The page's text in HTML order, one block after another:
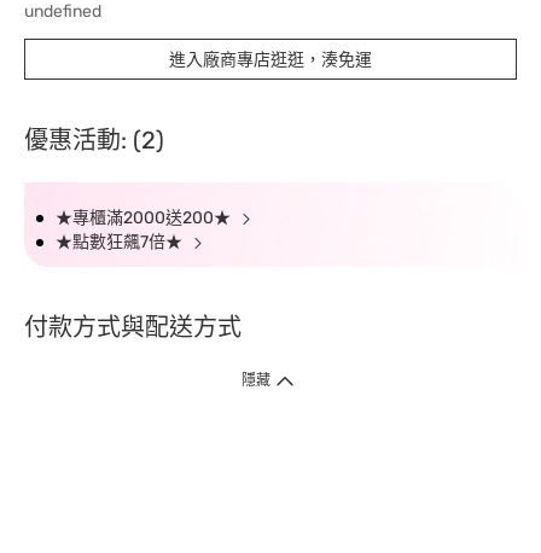
undefined
進入廠商專店逛逛，湊免運
優惠活動: (2)
★專櫃滿2000送200★
★點數狂飆7倍★
付款方式與配送方式
隱藏